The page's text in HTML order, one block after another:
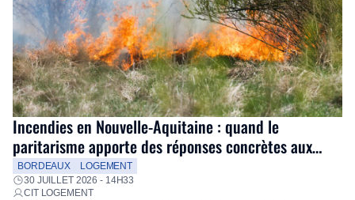
Incendies en Nouvelle-Aquitaine : quand le
paritarisme apporte des réponses concrètes aux
salariés
BORDEAUX
LOGEMENT
30 JUILLET 2026 - 14H33
CIT LOGEMENT